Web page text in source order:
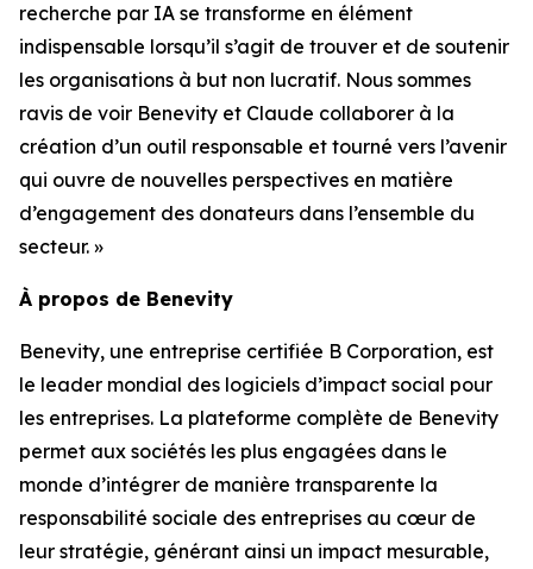
recherche par IA se transforme en élément
indispensable lorsqu’il s’agit de trouver et de soutenir
les organisations à but non lucratif. Nous sommes
ravis de voir Benevity et Claude collaborer à la
création d’un outil responsable et tourné vers l’avenir
qui ouvre de nouvelles perspectives en matière
d’engagement des donateurs dans l’ensemble du
secteur. »
À propos de Benevity
Benevity, une entreprise certifiée B Corporation, est
le leader mondial des logiciels d’impact social pour
les entreprises. La plateforme complète de Benevity
permet aux sociétés les plus engagées dans le
monde d’intégrer de manière transparente la
responsabilité sociale des entreprises au cœur de
leur stratégie, générant ainsi un impact mesurable,